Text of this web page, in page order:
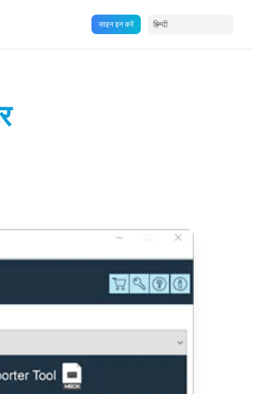
साइन इन करें हिन्दी